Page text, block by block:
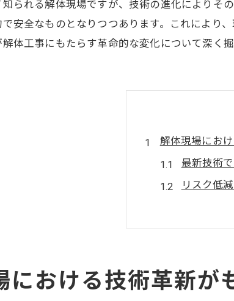
られる解体現場ですが、技術の進化によりそ
安全なものとなりつつあります。これにより
体工事にもたらす革命的な変化について深く
解体現場にお
最新技術
リスク低
労働者の
事故を未
安全基準
AIと無人化技
における技術革新が